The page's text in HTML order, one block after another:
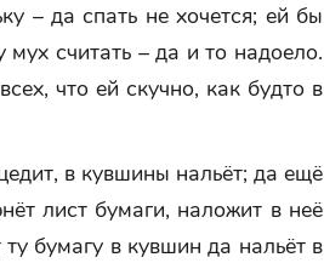
– да спать не хочется; ей бы
считать – да и то надоело.
что ей скучно, как будто в
в кувшины нальёт; да ещё
лист бумаги, наложит в неё
бумагу в кувшин да нальёт в